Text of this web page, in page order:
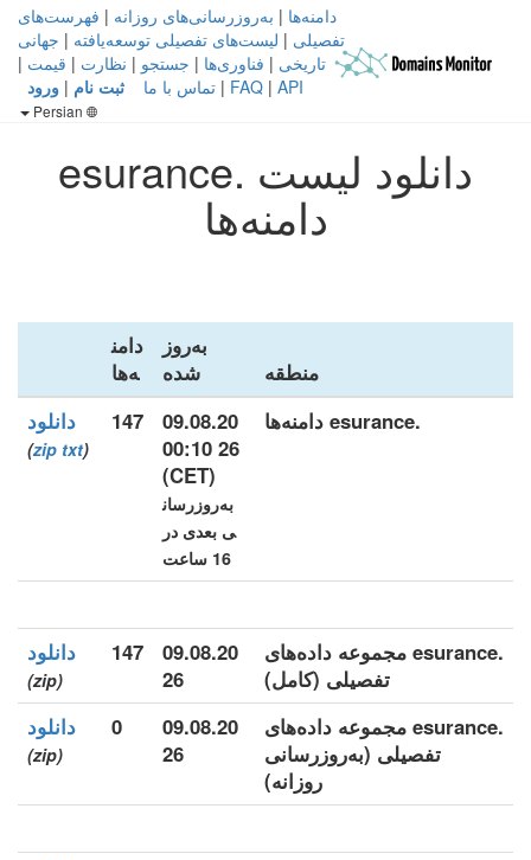
دامنه‌ها | به‌روزرسانی‌های روزانه | فهرست‌های
تفصیلی | لیست‌های تفصیلی توسعه‌یافته | جهانی
تاریخی | فناوری‌ها | جستجو | نظارت | قیمت |
FAQ | API
| تماس با ما ثبت نام | ورود
دانلود لیست .esurance
دامنه‌ها
منطقه
به‌روز
شده
دامن
ه‌ها
.esurance دامنه‌ها
09.08.20
26 00:10
(CET)
به‌روزرسان
ی بعدی در
16 ساعت
147 دانلود
(
zip txt
)
.esurance مجموعه داده‌های
تفصیلی (کامل)
09.08.20
26
147 دانلود
(zip)
.esurance مجموعه داده‌های
تفصیلی (به‌روزرسانی
روزانه)
09.08.20
26
0 دانلود
(zip)